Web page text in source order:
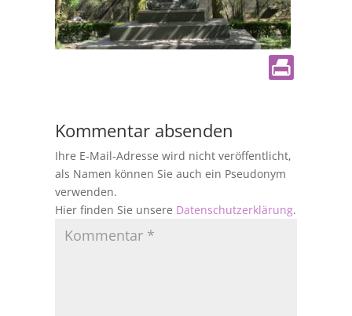
Kommentar absenden
Ihre E-Mail-Adresse wird nicht veröffentlicht,
als Namen können Sie auch ein Pseudonym
verwenden.
Hier finden Sie unsere Datenschutzerklärung.